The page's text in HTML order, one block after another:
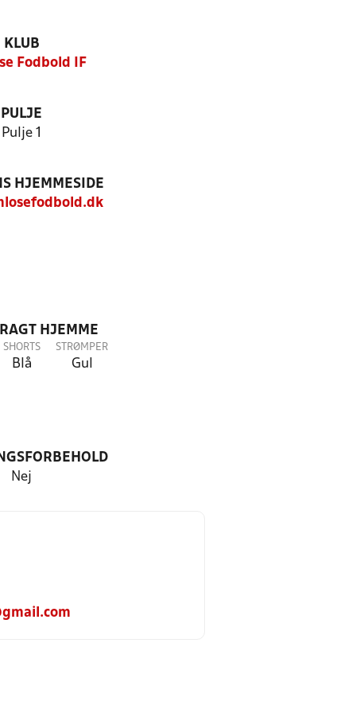
KLUB
Fodbold IF
PULJE
Pulje 1
HJEMMESIDE
HJEMME
SHORTS
Blå
STRØMPER
Gul
Nej